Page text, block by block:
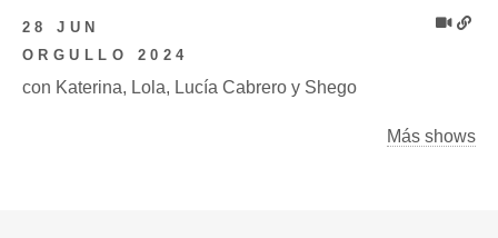
28 JUN
ORGULLO 2024
con Katerina, Lola, Lucía Cabrero y Shego
Más shows